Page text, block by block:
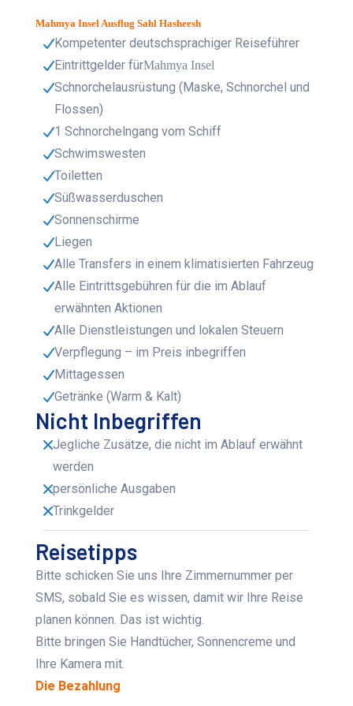
Mahmya Insel Ausflug Sahl Hasheesh
Kompetenter deutschsprachiger Reiseführer
Eintrittgelder fürMahmya Insel
Schnorchelausrüstung (Maske, Schnorchel und
Flossen)
1 Schnorchelngang vom Schiff
Schwimswesten
Toiletten
Süßwasserduschen
Sonnenschirme
Liegen
Alle Transfers in einem klimatisierten Fahrzeug
Alle Eintrittsgebühren für die im Ablauf
erwähnten Aktionen
Alle Dienstleistungen und lokalen Steuern
Verpflegung – im Preis inbegriffen
Mittagessen
Getränke (Warm & Kalt)
Nicht Inbegriffen
Jegliche Zusätze, die nicht im Ablauf erwähnt
werden
persönliche Ausgaben
Trinkgelder
Reisetipps
Bitte schicken Sie uns Ihre Zimmernummer per
SMS, sobald Sie es wissen, damit wir Ihre Reise
planen können. Das ist wichtig.
Bitte bringen Sie Handtücher, Sonnencreme und
Ihre Kamera mit.
Die Bezahlung